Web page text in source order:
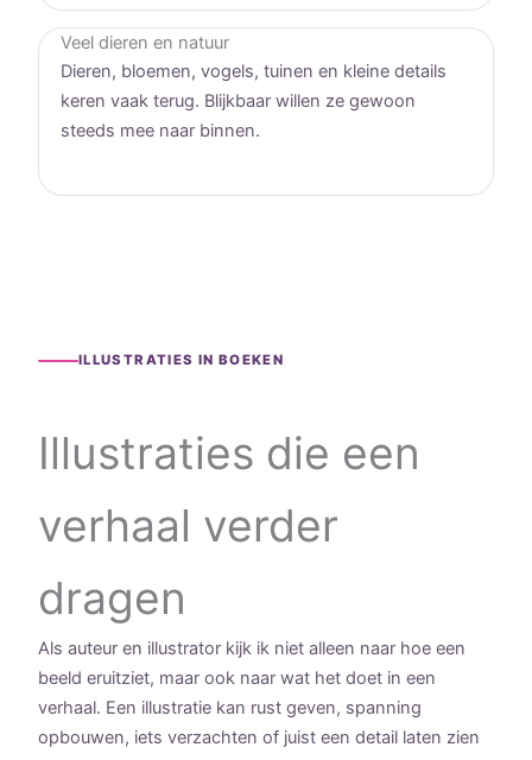
Veel dieren en natuur
Dieren, bloemen, vogels, tuinen en kleine details
keren vaak terug. Blijkbaar willen ze gewoon
steeds mee naar binnen.
ILLUSTRATIES IN BOEKEN
Illustraties die een
verhaal verder
dragen
Als auteur en illustrator kijk ik niet alleen naar hoe een
beeld eruitziet, maar ook naar wat het doet in een
verhaal. Een illustratie kan rust geven, spanning
opbouwen, iets verzachten of juist een detail laten zien